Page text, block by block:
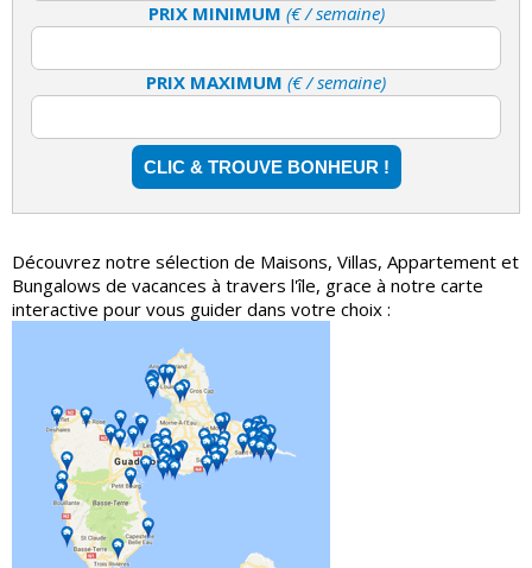
PRIX MINIMUM (€ / semaine)
PRIX MAXIMUM (€ / semaine)
Découvrez notre sélection de Maisons, Villas, Appartement et
Bungalows de vacances à travers l'île, grace à notre carte
interactive pour vous guider dans votre choix :